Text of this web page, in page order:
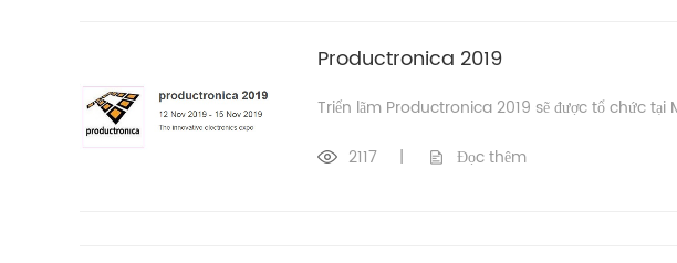
Productronica 2019
Triển lãm Productronica 2019 sẽ được tổ chức
2117 | Đọc thêm